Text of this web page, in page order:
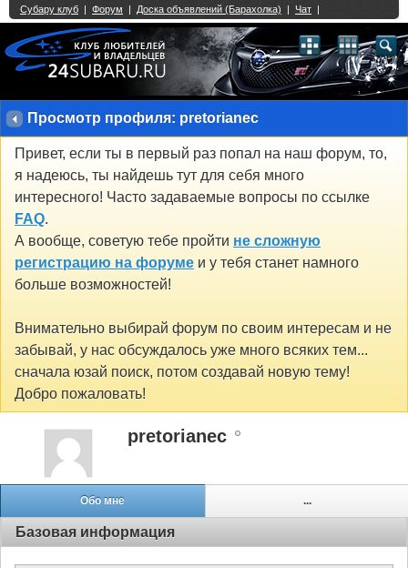
Просмотр профиля: pretorianec
Привет, если ты в первый раз попал на наш форум, то,
я надеюсь, ты найдешь тут для себя много
интересного! Часто задаваемые вопросы по ссылке
FAQ.
А вообще, советую тебе пройти не сложную
регистрацию на форуме и у тебя станет намного
больше возможностей!
Внимательно выбирай форум по своим интересам и не
забывай, у нас обсуждалось уже много всяких тем...
сначала юзай поиск, потом создавай новую тему!
Добро пожаловать!
pretorianec
Обо мне ...
Базовая информация
Single Sign On provided byvBSSO
2 3 4 5 6 7 8 9 10 11 12 13 14 15 16 17 18 21 22 23 24 25 26
27 28 29 30 31 32 33 34 35 36 37 38 39 40 41 42 43